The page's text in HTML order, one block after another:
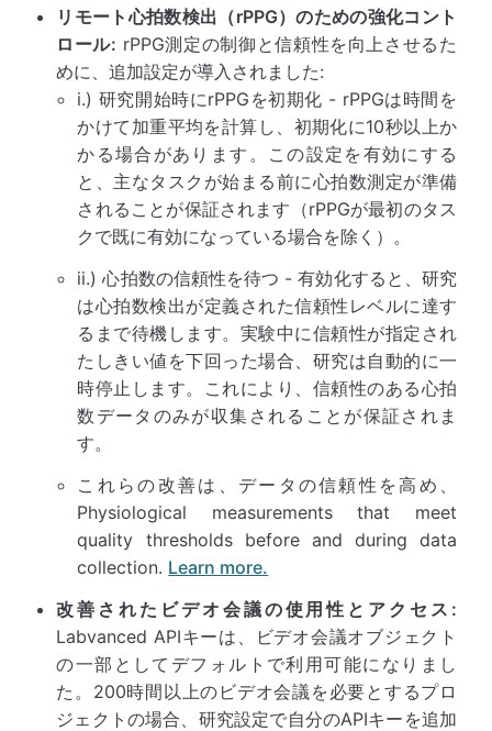
リモート心拍数検出（rPPG）のための強化コント
ロール: rPPG測定の制御と信頼性を向上させるた
めに、追加設定が導入されました:
i.) 研究開始時にrPPGを初期化 - rPPGは時間を
かけて加重平均を計算し、初期化に10秒以上か
かる場合があります。この設定を有効にする
と、主なタスクが始まる前に心拍数測定が準備
されることが保証されます（rPPGが最初のタス
クで既に有効になっている場合を除く）。
ii.) 心拍数の信頼性を待つ - 有効化すると、研究
は心拍数検出が定義された信頼性レベルに達す
るまで待機します。実験中に信頼性が指定され
たしきい値を下回った場合、研究は自動的に一
時停止します。これにより、信頼性のある心拍
数データのみが収集されることが保証されま
す。
これらの改善は、データの信頼性を高め、
Physiological measurements that meet
quality thresholds before and during data
collection. Learn more.
改善されたビデオ会議の使用性とアクセス:
Labvanced APIキーは、ビデオ会議オブジェクト
の一部としてデフォルトで利用可能になりまし
た。200時間以上のビデオ会議を必要とするプロ
ジェクトの場合、研究設定で自分のAPIキーを追加